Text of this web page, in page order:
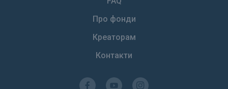
Про фонди
Креаторам
Контакти